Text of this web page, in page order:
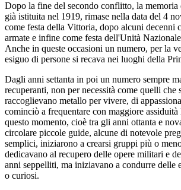
Dopo la fine del secondo conflitto, la memoria
già istituita nel 1919, rimase nella data del 4
come festa della Vittoria, dopo alcuni decenni
armate e infine come festa dell'Unità
Anche in queste occasioni un numero, per la
esiguo di persone si recava nei luoghi della
Dagli anni settanta in poi un numero sempre
recuperanti, non per necessità come quelli che
raccoglievano metallo per vivere, di
cominciò a frequentare con maggiore
questo momento, cioè tra gli anni ottanta e
circolare piccole guide, alcune di notevole
semplici, iniziarono a crearsi gruppi più o
dedicavano al recupero delle opere militari e
anni seppelliti, ma iniziavano a condurre delle
o curiosi.